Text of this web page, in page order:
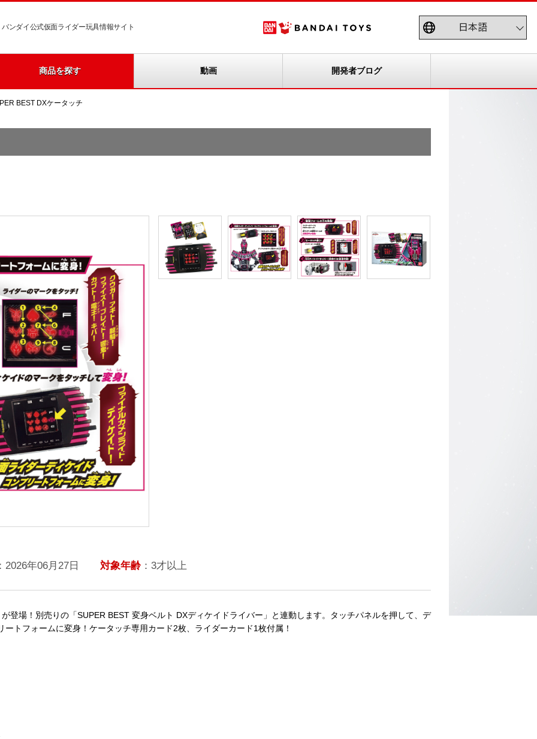
バンダイ公式仮面ライダー玩具情報サイト
商品を探す 動画 開発者ブログ
BEST DXケータッチ
：2026年06月27日 対象年齢：3才以上
登場！別売りの「SUPER BEST 変身ベルト DXディケイドライバー」と連動します。タッチパネルを押して、デ
トフォームに変身！ケータッチ専用カード2枚、ライダーカード1枚付属！